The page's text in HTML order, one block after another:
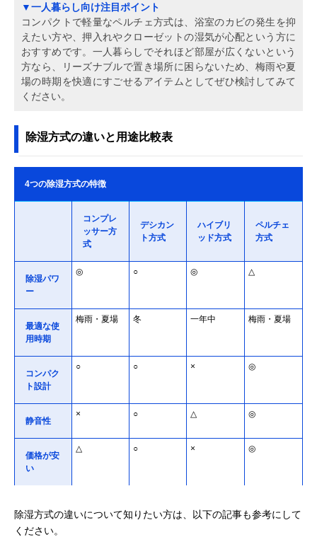
▼一人暮らし向け注目ポイント
コンパクトで軽量なペルチェ方式は、浴室のカビの発生を抑
えたい方や、押入れやクローゼットの湿気が心配という方に
おすすめです。一人暮らしでそれほど部屋が広くないという
方なら、リーズナブルで置き場所に困らないため、梅雨や夏
場の時期を快適にすごせるアイテムとしてぜひ検討してみて
ください。
除湿方式の違いと用途比較表
4つの除湿方式の特徴
コンプレ
ッサー方
式
デシカン
ト方式
ハイブリ
ッド方式
ペルチェ
方式
除湿パワ
ー
◎ ○ ◎ △
最適な使
用時期
梅雨・夏場 冬 一年中 梅雨・夏場
コンパク
ト設計
○ ○ × ◎
静音性
× ○ △ ◎
価格が安
い
△ ○ × ◎
除湿方式の違いについて知りたい方は、以下の記事も参考にして
ください。